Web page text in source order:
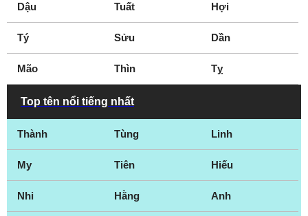
Dậu Tuất Hợi
Tý Sửu Dần
Mão Thìn Tỵ
Top tên nổi tiếng nhất
Thành Tùng Linh
My Tiên Hiếu
Nhi Hằng Anh